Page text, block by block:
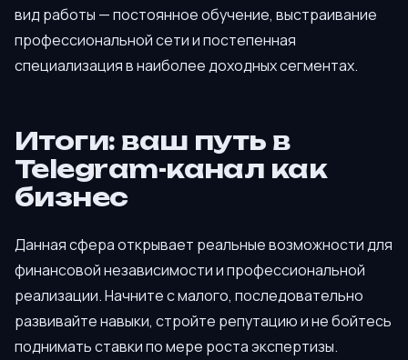
вид работы — постоянное обучение, выстраивание
профессиональной сети и постепенная
специализация в наиболее доходных сегментах.
Итоги: ваш путь в
Telegram-канал как
бизнес
Данная сфера открывает реальные возможности для
финансовой независимости и профессиональной
реализации. Начните с малого, последовательно
развивайте навыки, стройте репутацию и не бойтесь
поднимать ставки по мере роста экспертизы.